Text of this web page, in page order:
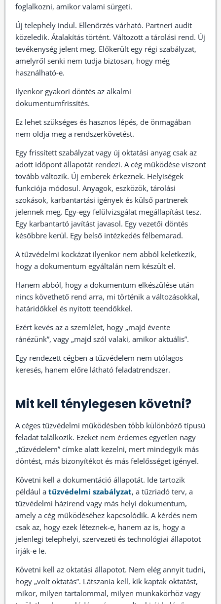
foglalkozni, amikor valami sürgeti.
Új telephely indul. Ellenőrzés várható. Partneri audit
közeledik. Átalakítás történt. Változott a tárolási rend. Új
tevékenység jelent meg. Előkerült egy régi szabályzat,
amelyről senki nem tudja biztosan, hogy még
használható-e.
Ilyenkor gyakori döntés az alkalmi
dokumentumfrissítés.
Ez lehet szükséges és hasznos lépés, de önmagában
nem oldja meg a rendszerkövetést.
Egy frissített szabályzat vagy új oktatási anyag csak az
adott időpont állapotát rendezi. A cég működése viszont
tovább változik. Új emberek érkeznek. Helyiségek
funkciója módosul. Anyagok, eszközök, tárolási
szokások, karbantartási igények és külső partnerek
jelennek meg. Egy-egy felülvizsgálat megállapítást tesz.
Egy karbantartó javítást javasol. Egy vezetői döntés
későbbre kerül. Egy belső intézkedés félbemarad.
A tűzvédelmi kockázat ilyenkor nem abból keletkezik,
hogy a dokumentum egyáltalán nem készült el.
Hanem abból, hogy a dokumentum elkészülése után
nincs követhető rend arra, mi történik a változásokkal,
határidőkkel és nyitott teendőkkel.
Ezért kevés az a szemlélet, hogy „majd évente
ránézünk”, vagy „majd szól valaki, amikor aktuális”.
Egy rendezett cégben a tűzvédelem nem utólagos
keresés, hanem előre látható feladatrendszer.
Mit kell ténylegesen követni?
A céges tűzvédelmi működésben több különböző típusú
feladat találkozik. Ezeket nem érdemes egyetlen nagy
„tűzvédelem” címke alatt kezelni, mert mindegyik más
döntést, más bizonyítékot és más felelősséget igényel.
Követni kell a dokumentáció állapotát. Ide tartozik
például a tűzvédelmi szabályzat, a tűzriadó terv, a
tűzvédelmi házirend vagy más helyi dokumentum,
amely a cég működéséhez kapcsolódik. A kérdés nem
csak az, hogy ezek léteznek-e, hanem az is, hogy a
jelenlegi telephelyi, szervezeti és technológiai állapotot
írják-e le.
Követni kell az oktatási állapotot. Nem elég annyit tudni,
hogy „volt oktatás”. Látszania kell, kik kaptak oktatást,
mikor, milyen tartalommal, milyen munkakörhöz vagy